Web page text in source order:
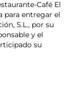
Café El
para entregar el
S.L., por su
y el
su